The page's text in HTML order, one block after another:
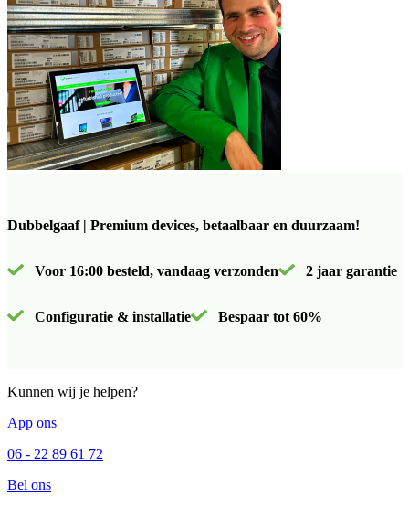
Dubbelgaaf | Premium devices, betaalbaar en duurzaam!
Voor 16:00 besteld, vandaag verzonden 2 jaar garantie
Configuratie & installatie Bespaar tot 60%
Kunnen wij je helpen?
App ons
06 - 22 89 61 72
Bel ons